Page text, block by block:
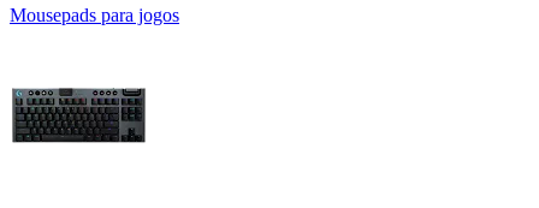
Mousepads para jogos